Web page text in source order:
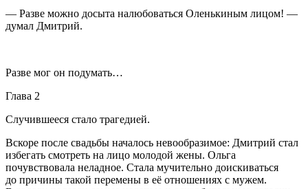
— Разве можно досыта налюбоваться Оленькиным лицом! —
думал Дмитрий.
Разве мог он подумать…
Глава 2
Случившееся стало трагедией.
Вскоре после свадьбы началось невообразимое: Дмитрий стал
избегать смотреть на лицо молодой жены. Ольга
почувствовала неладное. Стала мучительно доискиваться
до причины такой перемены в её отношениях с мужем.